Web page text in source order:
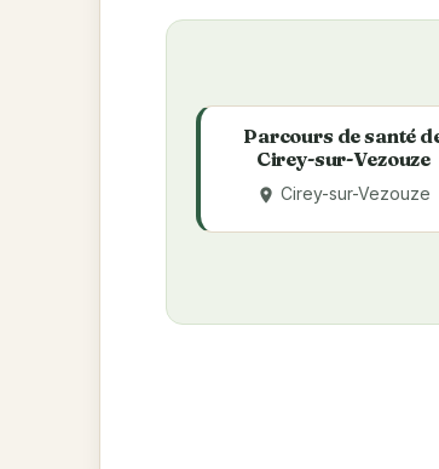
Parcours de santé
Cirey-sur-Vezouze
place Cirey-sur-Vezouze